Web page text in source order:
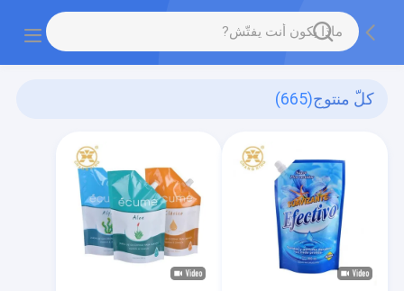
كلّ منتوج(665)